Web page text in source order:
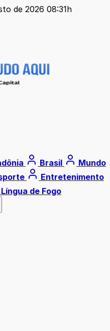
de 2026 08:31h
Brasil
Mundo
Entretenimento
Língua de Fogo